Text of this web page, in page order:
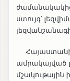
ստույգ՝
Հայաստանի
ամրակայված
մշակութային